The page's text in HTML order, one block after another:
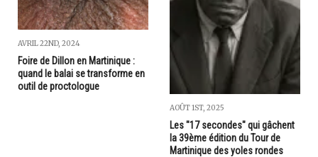
AVRIL 22ND, 2024
Foire de Dillon en Martinique :
quand le balai se transforme en
outil de proctologue
AOÛT 1ST, 2025
Les "17 secondes" qui gâchent
la 39ème édition du Tour de
Martinique des yoles rondes